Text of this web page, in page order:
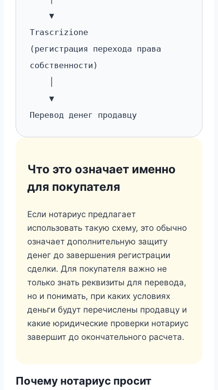
▼
Trascrizione
(регистрация перехода права
собственности)
▼
Перевод денег продавцу
Что это означает именно
для покупателя
Если нотариус предлагает
использовать такую схему, это обычно
означает дополнительную защиту
денег до завершения регистрации
сделки. Для покупателя важно не
только знать реквизиты для перевода,
но и понимать, при каких условиях
деньги будут перечислены продавцу и
какие юридические проверки нотариус
завершит до окончательного расчета.
Почему нотариус просит